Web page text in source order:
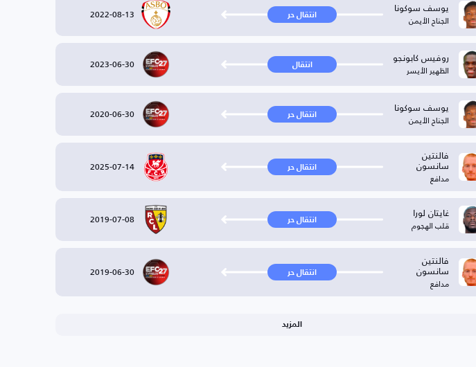
يوسف سوكونا
الجناح الأيمن انتقال حر 2022-08-13
روفيس كابونجو
الظهير الأيسر انتقال 2023-06-30
يوسف سوكونا
الجناح الأيمن انتقال حر 2020-06-30
فالنتين
سانسون
مدافع
انتقال حر 2025-07-14
غايتان لورا
قلب الهجوم انتقال حر 2019-07-08
فالنتين
سانسون
مدافع
انتقال حر 2019-06-30
المزيد